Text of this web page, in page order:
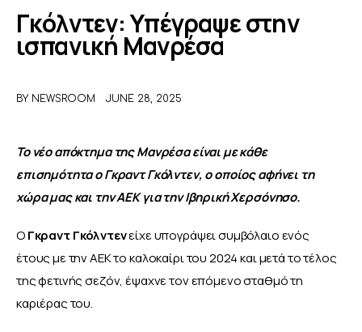
BLOGS
BEYOND SPORTS
ΑΦΙΕΡΩΜΑΤΑ
MEET THE TEAM
Γκόλντεν: Υπέγραψε στην
ισπανική Μανρέσα
BY NEWSROOM JUNE 28, 2025
Το νέο απόκτημα της Μανρέσα είναι με κάθε
επισημότητα ο Γκραντ Γκόλντεν, ο οποίος αφήνει τη
χώρα μας και την ΑΕΚ για την Ιβηρική Χερσόνησο.
Ο Γκραντ Γκόλντεν είχε υπογράψει συμβόλαιο ενός
έτους με την ΑΕΚ το καλοκαίρι του 2024 και μετά το τέλος
της φετινής σεζόν, έψαχνε τον επόμενο σταθμό τη
καριέρας του.